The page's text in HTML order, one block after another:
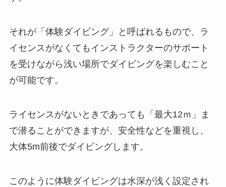
それが「体験ダイビング」と呼ばれるもので、ラ
イセンスがなくてもインストラクターのサポート
を受けながら浅い場所でダイビングを楽しむこと
が可能です。
ライセンスがないときであっても「最大12ｍ」ま
で潜ることができますが、安全性などを重視し、
大体5m前後でダイビングします。
このように体験ダイビングは水深が浅く設定され